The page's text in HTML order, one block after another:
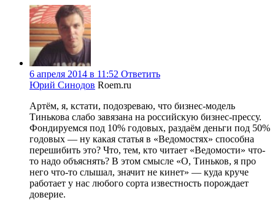
6 апреля 2014 в 11:52 Ответить
Юрий Синодов Roem.ru
Артём, я, кстати, подозреваю, что бизнес-модель
Тинькова слабо завязана на российскую бизнес-прессу.
Фондируемся под 10% годовых, раздаём деньги под 50%
годовых — ну какая статья в «Ведомостях» способна
перешибить это? Что, тем, кто читает «Ведомости» что-
то надо объяснять? В этом смысле «О, Тиньков, я про
него что-то слышал, значит не кинет» — куда круче
работает у нас любого сорта известность порождает
доверие.